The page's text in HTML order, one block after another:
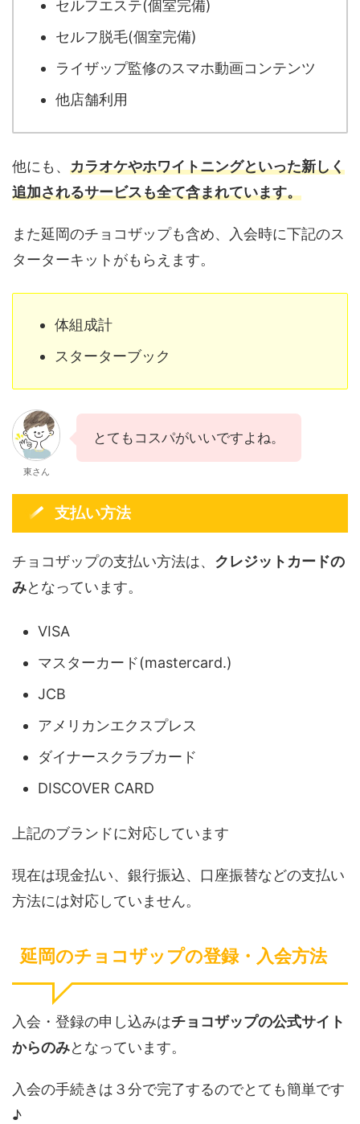
セルフエステ(個室完備)
セルフ脱毛(個室完備)
ライザップ監修のスマホ動画コンテンツ
他店舗利用
他にも、 カラオケやホワイトニングといった新しく
追加されるサービスも全て含まれています。
また延岡のチョコザップも含め、入会時に下記のス
ターターキットがもらえます。
体組成計
スターターブック
東さん
とてもコスパがいいですよね。
支払い方法
チョコザップの支払い方法は、 クレジットカードの
みとなっています。
VISA
マスターカード(mastercard.)
JCB
アメリカンエクスプレス
ダイナースクラブカード
DISCOVER CARD
上記のブランドに対応しています
現在は現金払い、銀行振込、口座振替などの支払い
方法には対応していません。
延岡のチョコザップの登録・入会方法
入会・登録の申し込みはチョコザップの公式サイト
からのみとなっています。
入会の手続きは３分で完了するのでとても簡単です
♪